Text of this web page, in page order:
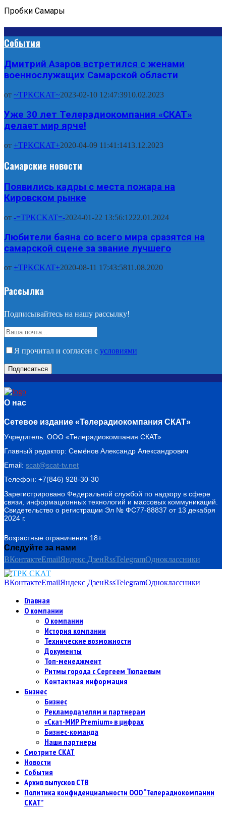
Пробки Самары
События
Дмитрий Азаров встретился с женами
военнослужащих Самарской области
от ~TPKCKAT~2023-02-10 12:47:3910.02.2023
Уже 30 лет Телерадиокомпания «СКАТ»
делает мир ярче!
от +TPKCKAT+2020-04-09 11:41:1413.12.2023
Самарские новости
Появились кадры с места пожара на
Кировском рынке
от -=TPKCKAT=-2024-01-22 13:56:1222.01.2024
Любители баяна со всего мира сразятся на
самарской сцене за звание лучшего
от +TPKCKAT+2020-08-11 17:43:5811.08.2020
Рассылка
Подписывайтесь на нашу рассылку!
Я прочитал и согласен с условиями
О нас
Сетевое издание «Телерадиокомпания СКАТ»
Учредитель: ООО «Телерадиокомпания СКАТ»
Главный редактор: Семёнов Александр Александрович
Email: scat@scat-tv.net
Телефон: +7(846) 928-30-30
Зарегистрировано Федеральной службой по надзору в сфере
связи, информационных технологий и массовых коммуникаций.
Свидетельство о регистрации Эл № ФС77-88837 от 13 декабря
2024 г.
Возрастные ограничения 18+
Следуйте за нами
ВКонтактеEmailЯндекс ДзенRssTelegramОдноклассники
ВКонтактеEmailЯндекс ДзенRssTelegramОдноклассники
Главная
О компании
О компании
История компании
Технические возможности
Документы
Топ-менеджмент
Ритмы города с Сергеем Тюпаевым
Контактная информация
Бизнес
Бизнес
Рекламодателям и партнерам
«Скат-МИР Premium» в цифрах
Бизнес-команда
Наши партнеры
Смотрите СКАТ
Новости
События
Архив выпусков СТВ
Политика конфиденциальности ООО “Телерадиокомпании
СКАТ”